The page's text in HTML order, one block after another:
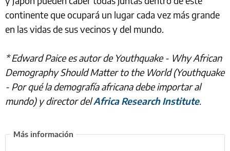
continente que ocupará un lugar cada vez más grande
en las vidas de sus vecinos y del mundo.
* Edward Paice es autor de Youthquake - Why African
Demography Should Matter to the World (Youthquake
- Por qué la demografía africana debe importar al
mundo) y director delAfrica Research Institute.